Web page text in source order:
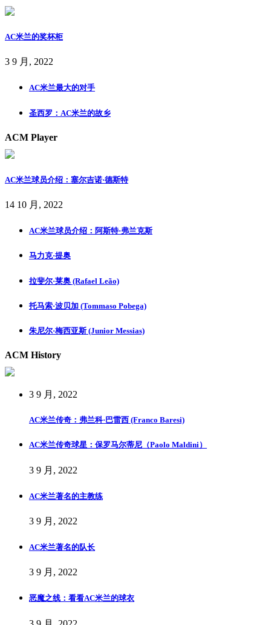
AC米兰的奖杯柜
3 9 月, 2022
AC米兰最大的对手
圣西罗：AC米兰的故乡
ACM Player
AC米兰球员介绍：塞尔吉诺·德斯特
14 10 月, 2022
AC米兰球员介绍：阿斯特·弗兰克斯
马力克·提奥
拉斐尔·莱奥 (Rafael Leão)
托马索·波贝加 (Tommaso Pobega)
朱尼尔·梅西亚斯 (Junior Messias)
ACM History
3 9 月, 2022
AC米兰传奇：弗兰科·巴雷西 (Franco Baresi)
AC米兰传奇球星：保罗马尔蒂尼（Paolo Maldini）
3 9 月, 2022
AC米兰著名的主教练
3 9 月, 2022
AC米兰著名的队长
3 9 月, 2022
恶魔之线：看看AC米兰的球衣